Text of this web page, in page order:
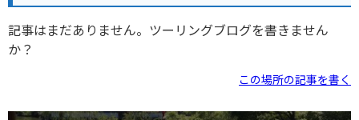
記事はまだありません。ツーリングブログを書きません
か？
この場所の記事を書く